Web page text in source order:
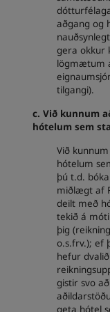
aðgang og
gera okkur
lögmætum
tilgangi).
c. Við kunnum
hótelum sem
Við
hótelum
þú t.d.
miðlægt af
deilt með
tekið á
þig
o.s.frv.); ef
hefur
gistir svo
geta hótel